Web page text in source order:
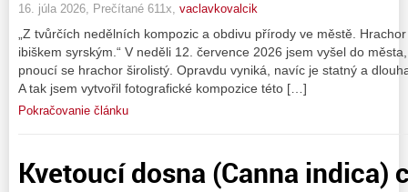
16. júla 2026, Prečítané 611x, vaclavkovalcik
„Z tvůrčích nedělních kompozic a obdivu přírody ve městě.
ibiškem syrským.“ V neděli 12. července 2026 jsem vyšel do
pnoucí se hrachor širolistý. Opravdu vyniká, navíc je statný a
A tak jsem vytvořil fotografické kompozice této […]
Pokračovanie článku
Kvetoucí dosna (Canna indica)